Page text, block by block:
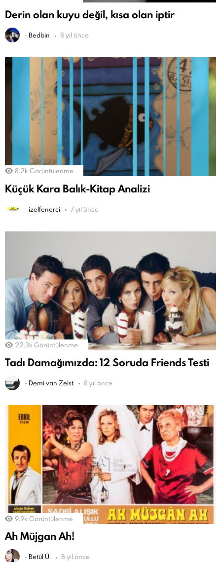
Derin olan kuyu değil, kısa olan iptir
- Bedbin 8 yıl önce
8.2k Görüntülenme
Küçük Kara Balık-Kitap Analizi
- izelfenerci 7 yıl önce
22.3k Görüntülenme
Tadı Damağımızda: 12 Soruda Friends Testi
- Demi van Zelst 8 yıl önce
9.9k Görüntülenme
Ah Müjgan Ah!
- Betül Ü. 8 yıl önce